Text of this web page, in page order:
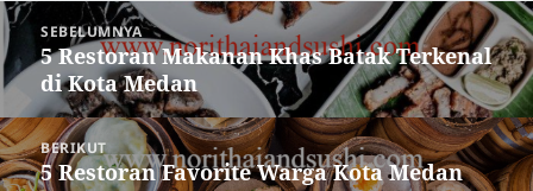
Navigasi
pos
SEBELUMNYA
Pos
sebelumnya:
5 Restoran Makanan Khas Batak Terkenal
di Kota Medan
BERIKUT
Pos
5 Restoran Favorite Warga Kota Medan